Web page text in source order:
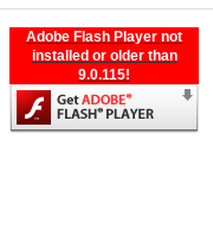
Adobe Flash Player not
installed or older than
9.0.115!